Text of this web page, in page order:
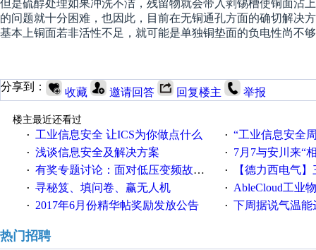
但是硫醇处理如果冲洗不洁，残留物就会带入剥锡槽使铜面沾
的问题就十分困难，也因此，目前在无铜通孔方面的确切解决
基本上铜面若非活性不足，就可能是单独铜垫面的负电性尚不
分享到： 收藏 邀请回答 回复楼主 举报
楼主最近还看过
·
工业信息安全 让ICS为你做点什么 · “工业信息安全周之我见”
· 浅谈信息安全及解决方案 · 7月7与安川来“
· 有奖专题讨论：面对低压变频故障，老手是这样解决的！ · 【德力西电气】三
· 寻秘笈、填问卷、赢无人机 · AbleCloud工业物联
· 2017年6月份精华帖奖励发放公告 · 下周据说气温能
热门招聘